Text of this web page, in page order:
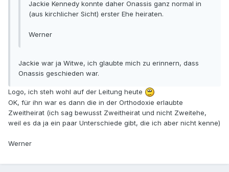
Jackie Kennedy konnte daher Onassis ganz normal in
(aus kirchlicher Sicht) erster Ehe heiraten.
Werner
Jackie war ja Witwe, ich glaubte mich zu erinnern, dass
Onassis geschieden war.
Logo, ich steh wohl auf der Leitung heute
OK, für ihn war es dann die in der Orthodoxie erlaubte
Zweitheirat (ich sag bewusst Zweitheirat und nicht Zweitehe,
weil es da ja ein paar Unterschiede gibt, die ich aber nicht kenne)
Werner